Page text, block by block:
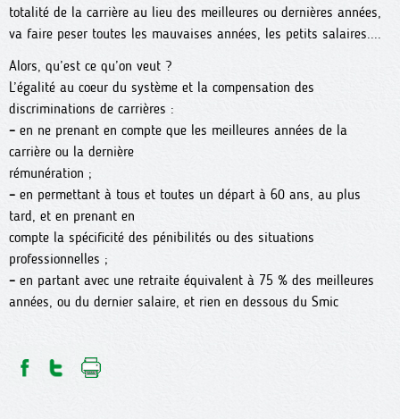
totalité de la carrière au lieu des meilleures ou dernières années,
va faire peser toutes les mauvaises années, les petits salaires....
Alors, qu’est ce qu’on veut ?
L’égalité au coeur du système et la compensation des
discriminations de carrières :
– en ne prenant en compte que les meilleures années de la
carrière ou la dernière
rémunération ;
– en permettant à tous et toutes un départ à 60 ans, au plus
tard, et en prenant en
compte la spécificité des pénibilités ou des situations
professionnelles ;
– en partant avec une retraite équivalent à 75 % des meilleures
années, ou du dernier salaire, et rien en dessous du Smic